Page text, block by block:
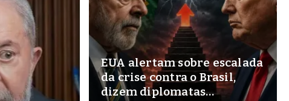
EUA alertam sobre escalada
da crise contra o Brasil,
dizem diplomatas